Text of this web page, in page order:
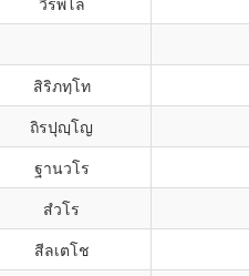
สิริภทฺโท
ถิรปุญฺโญ
ฐานวโร
สํวโร
สีลเตโช